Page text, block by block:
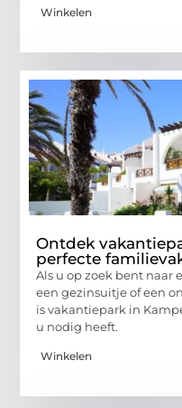
Winkelen
Ontdek
perfecte
Als u op zoek bent naar
een gezinsuitje of een
is vakantiepark in
u nodig heeft.
Winkelen